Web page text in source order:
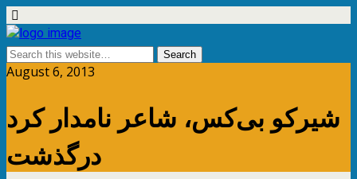
August 6, 2013
شیرکو بی‌کس، شاعر نامدار کرد
درگذشت